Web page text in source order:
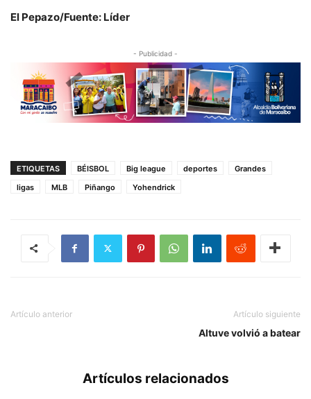
El Pepazo/Fuente: Líder
- Publicidad -
ETIQUETAS BÉISBOL Big league deportes
Grandes
ligas
MLB Piñango Yohendrick
Artículo anterior Artículo siguiente
Altuve volvió a batear
Artículos relacionados